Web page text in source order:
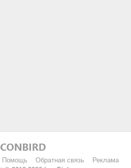
Помощь Обратная связь
Реклама